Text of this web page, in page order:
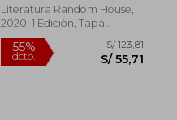
Literatura Random House,
2020, 1 Edición, Tapa
Blanda, Nuevo